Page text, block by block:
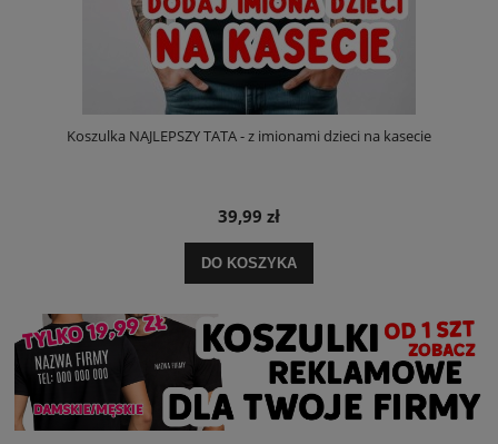
Koszulka NAJLEPSZY TATA - z imionami dzieci na kasecie
39,99 zł
DO KOSZYKA